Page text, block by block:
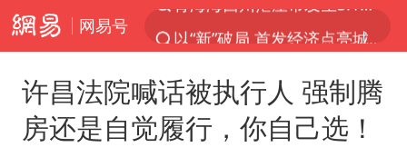
网易号
台风白海豚登陆地点更新
看守所辅警收受10万获刑1年
许昌法院喊话被执行人 强制腾
房还是自觉履行，你自己选！